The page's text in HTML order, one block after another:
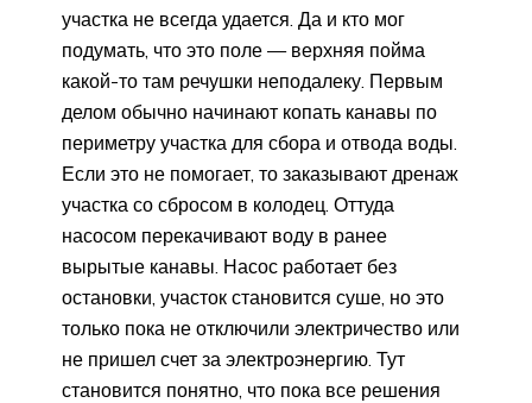
участка не всегда удается. Да и кто мог
подумать, что это поле — верхняя пойма
какой-то там речушки неподалеку. Первым
делом обычно начинают копать канавы по
периметру участка для сбора и отвода воды.
Если это не помогает, то заказывают дренаж
участка со сбросом в колодец. Оттуда
насосом перекачивают воду в ранее
вырытые канавы. Насос работает без
остановки, участок становится суше, но это
только пока не отключили электричество или
не пришел счет за электроэнергию. Тут
становится понятно, что пока все решения